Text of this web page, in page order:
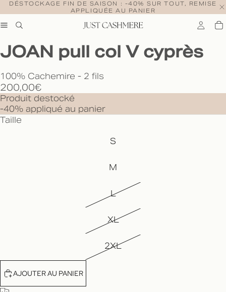
DÉSTOCKAGE FIN DE SAISON : -40% SUR TOUT, REMISE
APPLIQUÉE AU PANIER
JOAN pull col V cyprès
100% Cachemire - 2 fils
200,00€
Produit destocké
-40% appliqué au panier
Taille
S
M
L
XL
2XL
AJOUTER AU PANIER